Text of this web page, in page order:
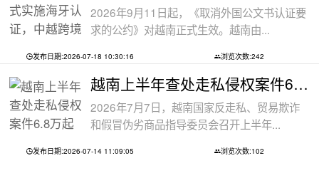
2026年9月11日起，《取消外国公文书认证要
求的公约》对越南正式生效。越南由...
发布日期:2026-07-18 10:30:16 浏览次数:242
越南上半年查处走私侵权案件6.8万起
2026年7月7日，越南国家反走私、贸易欺诈
和假冒伪劣商品指导委员会召开上半年...
发布日期:2026-07-14 11:09:05 浏览次数:102